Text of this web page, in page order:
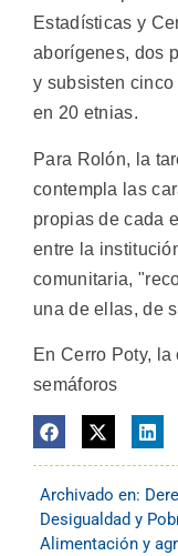
Estadísticas y
aborígenes, dos
y subsisten
en 20 etnias.
Para Rolón, la
contempla las
propias de cada
entre la
comunitaria,
una de ellas, de
En Cerro Poty,
semáforos
Archivado en:
Desigualdad y
Alimentación y